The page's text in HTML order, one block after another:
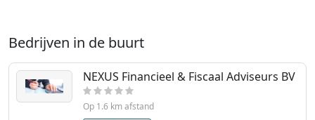
Bedrijven in de buurt
NEXUS Financieel & Fiscaal Adviseurs BV
Op 1.6 km afstand